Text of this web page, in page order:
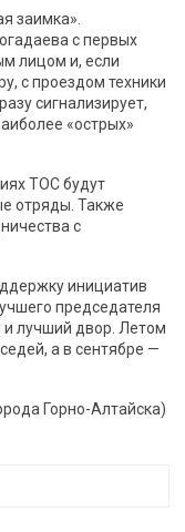
заимка».
с первых
лицом и, если
с проездом техники
сигнализирует,
«острых»
ТОС будут
отряды. Также
с
инициатив
председателя
и лучший двор. Летом
а в сентябре —
Горно-Алтайска)